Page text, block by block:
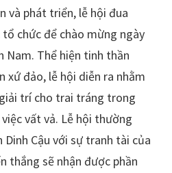
và phát triển, lễ hội đua
chức để chào mừng ngày
Nam. Thể hiện tinh thần
xứ đảo, lễ hội diễn ra nhằm
trí cho trai tráng trong
vất vả. Lễ hội thường
Cậu với sự tranh tài của
thắng sẽ nhận được phần